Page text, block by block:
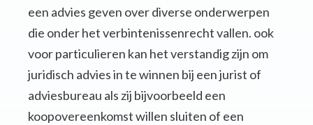
een advies geven over diverse onderwerpen
die onder het verbintenissenrecht vallen. ook
voor particulieren kan het verstandig zijn om
juridisch advies in te winnen bij een jurist of
adviesbureau als zij bijvoorbeeld een
koopovereenkomst willen sluiten of een